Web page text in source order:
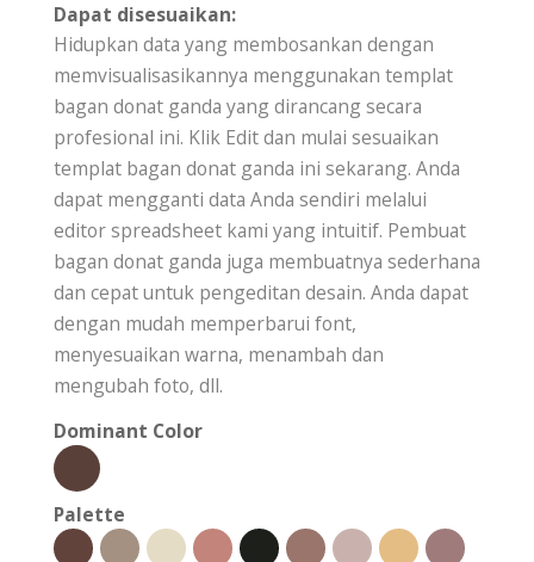
Dapat disesuaikan:
Hidupkan data yang membosankan dengan
memvisualisasikannya menggunakan templat
bagan donat ganda yang dirancang secara
profesional ini. Klik Edit dan mulai sesuaikan
templat bagan donat ganda ini sekarang. Anda
dapat mengganti data Anda sendiri melalui
editor spreadsheet kami yang intuitif. Pembuat
bagan donat ganda juga membuatnya sederhana
dan cepat untuk pengeditan desain. Anda dapat
dengan mudah memperbarui font,
menyesuaikan warna, menambah dan
mengubah foto, dll.
Dominant Color
Palette